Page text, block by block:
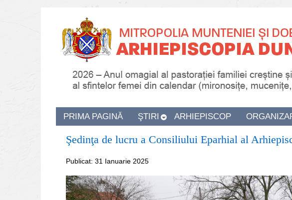
PRIMA PAGINĂ ŞTIRI ARHIEPISCOP
Şedinţa de lucru a Consiliului Eparhial al
Publicat: 31 Ianuarie 2025